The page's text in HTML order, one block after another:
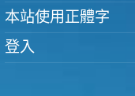
本站使用正體字
登入